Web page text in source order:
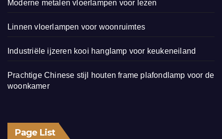
Moderne metalen vloerlampen voor lezen
Linnen vloerlampen voor woonruimtes
Industriële ijzeren kooi hanglamp voor keukeneiland
Prachtige Chinese stijl houten frame plafondlamp voor de
woonkamer
Page List